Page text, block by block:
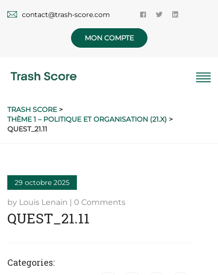
contact@trash-score.com
MON COMPTE
TRASH SCORE>
THÈME 1 – POLITIQUE ET ORGANISATION (21.X) >
QUEST_21.11
29 octobre 2025
by Louis Lenain | 0 Comments
QUEST_21.11
Categories: